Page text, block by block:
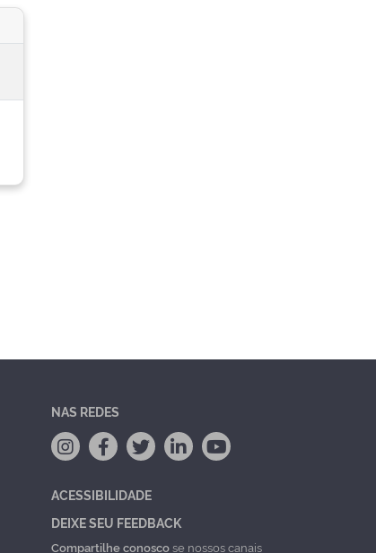
NAS REDES
ACESSIBILIDADE
DEIXE SEU FEEDBACK
Compartilhe conoscose nossos canais